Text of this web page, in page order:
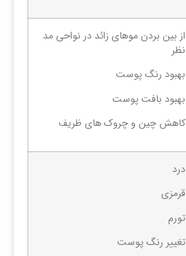
از بین بردن موهای زائد در نواحی مد
نظر
بهبود رنگ پوست
بهبود بافت پوست
کاهش چین و چروک های ظریف
درد
قرمزی
تورم
تغییر رنگ پوست